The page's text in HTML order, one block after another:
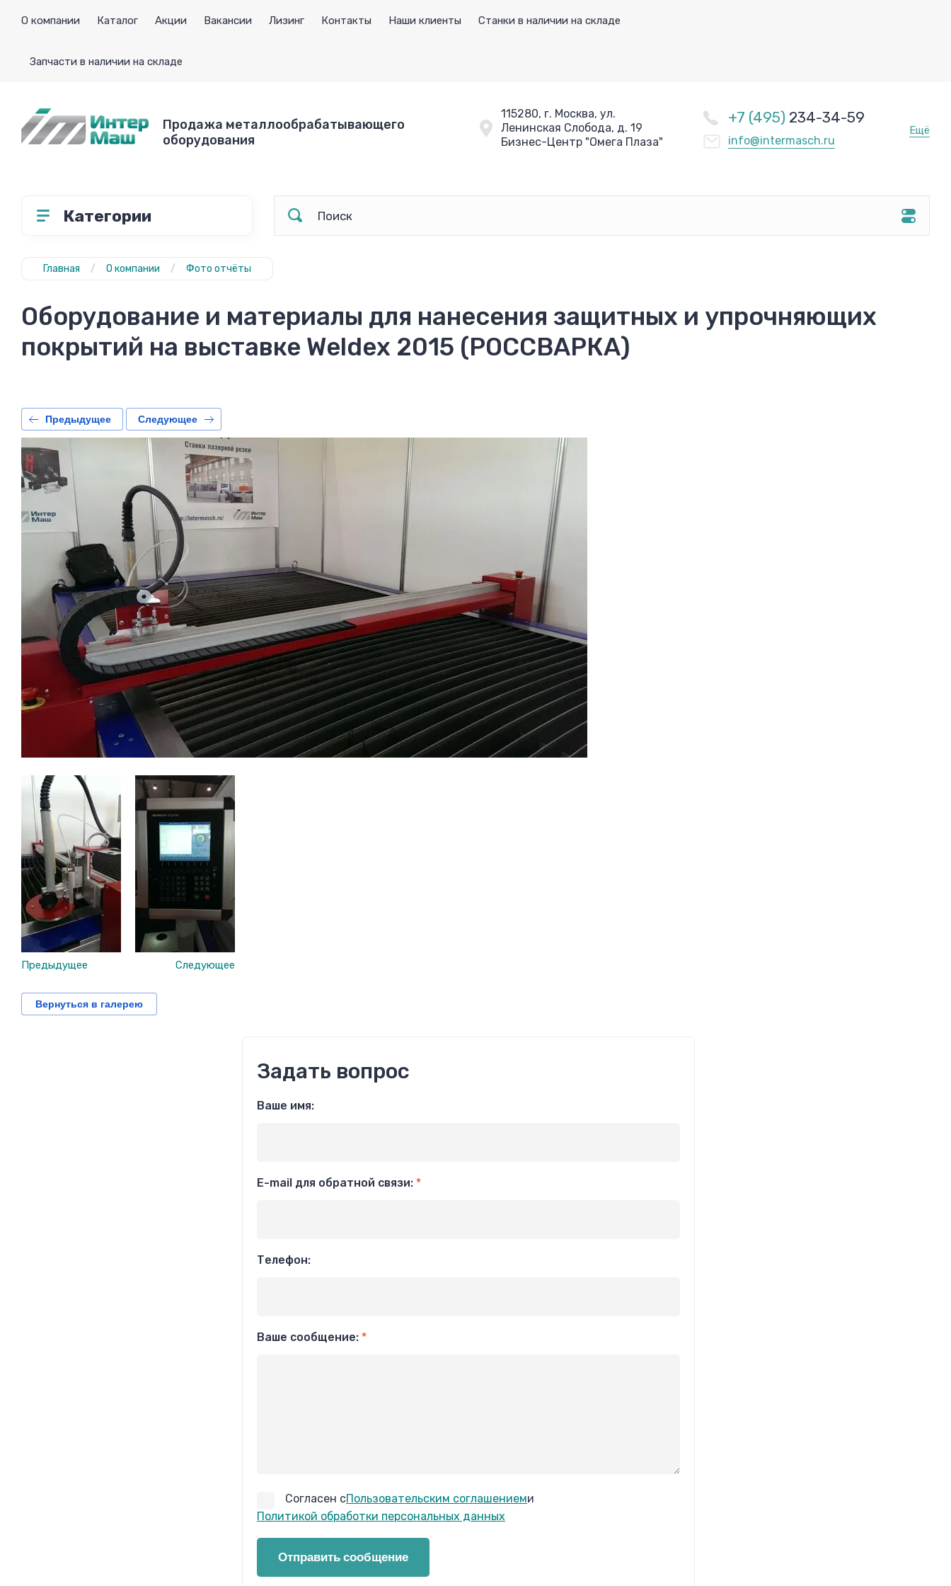
О компании Каталог Акции Вакансии Лизинг Контакты Наши клиенты Станки в наличии на складе
Запчасти в наличии на складе
Продажа металлообрабатывающего
оборудования
115280, г. Москва, ул.
Ленинская Слобода, д. 19
Бизнес-Центр "Омега Плаза"
+7 (495) 234-34-59
Ещё
info@intermasch.ru
Категории
Главная / О компании / Фото отчёты
Оборудование и материалы для нанесения защитных и упрочняющих
покрытий на выставке Weldex 2015 (РОССВАРКА)
Предыдущее Следующее
Предыдущее Следующее
Вернуться в галерею
Задать вопрос
Ваше имя:
E-mail для обратной связи: *
Телефон:
Ваше сообщение: *
Согласен сПользовательским соглашениеми
Политикой обработки персональных данных
Отправить сообщение